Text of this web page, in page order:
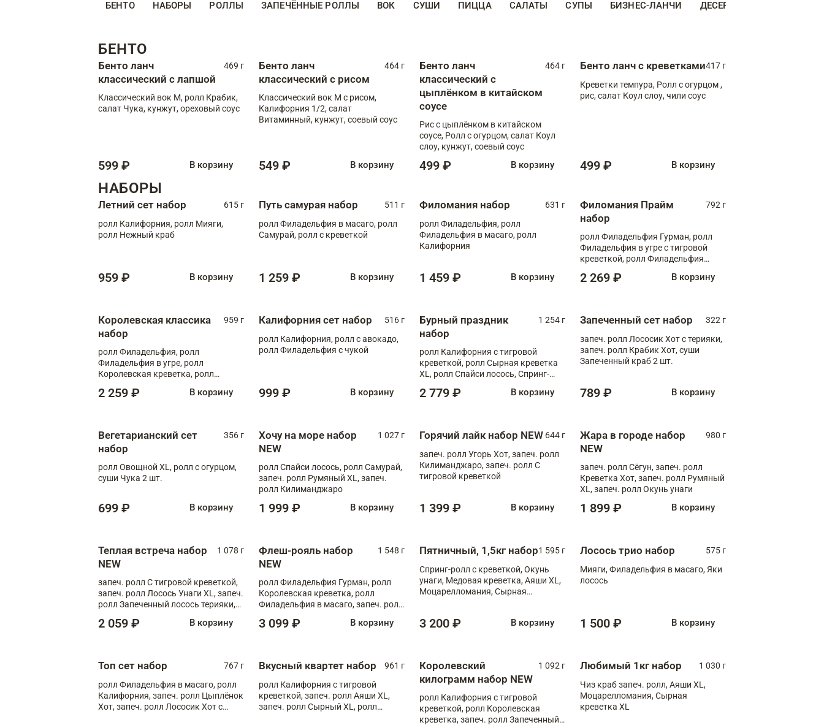
БЕНТО НАБОРЫ РОЛЛЫ ЗАПЕЧЁННЫЕ РОЛЛЫ ВОК СУШИ ПИЦЦА САЛАТЫ СУПЫ БИЗНЕС-ЛАНЧИ ДЕСЕРТЫ
БЕНТО
Бенто ланч
классический с лапшой
469 г
Классический вок М, ролл Крабик,
салат Чука, кунжут, ореховый соус
599 ₽ В корзину
Бенто ланч
классический с рисом
464 г
Классический вок М с рисом,
Калифорния 1/2, салат
Витаминный, кунжут, соевый соус
549 ₽ В корзину
Бенто ланч
классический с
цыплёнком в китайском
соусе
464 г
Рис с цыплёнком в китайском
соусе, Ролл с огурцом, салат Коул
слоу, кунжут, соевый соус
499 ₽ В корзину
Бенто ланч с креветками417 г
Креветки темпура, Ролл с огурцом ,
рис, салат Коул слоу, чили соус
499 ₽ В корзину
НАБОРЫ
Летний сет набор
615 г
ролл Калифорния, ролл Мияги,
ролл Нежный краб
959 ₽ В корзину
Путь самурая набор
511 г
ролл Филадельфия в масаго, ролл
Самурай, ролл с креветкой
1 259 ₽ В корзину
Филомания набор
631 г
ролл Филадельфия, ролл
Филадельфия в масаго, ролл
Калифорния
1 459 ₽ В корзину
Филомания Прайм
набор
792 г
ролл Филадельфия Гурман, ролл
Филадельфия в угре с тигровой
креветкой, ролл Филадельфия
2 269 ₽ В корзину
Королевская классика
набор
959 г
ролл Филадельфия, ролл
Филадельфия в угре, ролл
Королевская креветка, ролл
2 259 ₽ В корзину
Калифорния сет набор
516 г
ролл Калифорния, ролл с авокадо,
ролл Филадельфия с чукой
999 ₽ В корзину
Бурный праздник
набор
1 254 г
ролл Калифорния с тигровой
креветкой, ролл Сырная креветка
XL, ролл Спайси лосось, Спринг-
Медовая креветка
2 779 ₽ В корзину
Запеченный сет набор
322 г
запеч. ролл Лососик Хот с терияки,
запеч. ролл Крабик Хот, суши
Запеченный краб 2 шт.
789 ₽ В корзину
Вегетарианский сет
набор
356 г
ролл Овощной XL, ролл с огурцом,
суши Чука 2 шт.
699 ₽ В корзину
Хочу на море набор
NEW
1 027 г
ролл Спайси лосось, ролл Самурай,
запеч. ролл Румяный XL, запеч.
ролл Килиманджаро
1 999 ₽ В корзину
Горячий лайк набор NEW 644 г
запеч. ролл Угорь Хот, запеч. ролл
Килиманджаро, запеч. ролл С
тигровой креветкой
1 399 ₽ В корзину
Жара в городе набор
NEW
980 г
запеч. ролл Сёгун, запеч. ролл
Креветка Хот, запеч. ролл Румяный
XL, запеч. ролл Окунь унаги
1 899 ₽ В корзину
Теплая встреча набор
NEW
1 078 г
запеч. ролл С тигровой креветкой,
запеч. ролл Лосось Унаги XL, запеч.
ролл Запеченный лосось терияки,
2 059 ₽ В корзину
Флеш-рояль набор
NEW
1 548 г
ролл Филадельфия Гурман, ролл
Королевская креветка, ролл
Филадельфия в масаго, запеч. ролл
Тигровая креветка с моцареллой,
3 099 ₽ В корзину
Пятничный, 1,5кг набор1 595 г
Спринг-ролл с креветкой, Окунь
унаги, Медовая креветка, Аяши XL,
Моцарелломания, Сырная
3 200 ₽ В корзину
Лосось трио набор
575 г
Мияги, Филадельфия в масаго, Яки
лосось
1 500 ₽ В корзину
Топ сет набор
767 г
ролл Филадельфия в масаго, ролл
Калифорния, запеч. ролл Цыплёнок
Хот, запеч. ролл Лососик Хот с
Вкусный квартет набор
961 г
ролл Калифорния с тигровой
креветкой, запеч. ролл Аяши XL,
запеч. ролл Сырный XL, ролл
Королевский
килограмм набор NEW
1 092 г
ролл Калифорния с тигровой
креветкой, ролл Королевская
креветка, запеч. ролл Запеченный
Любимый 1кг набор
1 030 г
Чиз краб запеч. ролл, Аяши XL,
Моцарелломания, Сырная
креветка XL